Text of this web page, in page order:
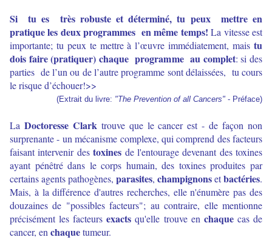
Si tu es très robuste et déterminé, tu peux mettre en
pratique les deux programmes en même temps! La vitesse est
importante; tu peux te mettre à l’œuvre immédiatement, mais tu
dois faire (pratiquer) chaque programme au complet: si des
parties de l’un ou de l’autre programme sont délaissées, tu cours
le risque d’échouer!>>
(Extrait du livre: "The Prevention of all Cancers" - Préface)
La Doctoresse Clark trouve que le cancer est - de façon non
surprenante - un mécanisme complexe, qui comprend des facteurs
faisant intervenir destoxines de l'entourage devenant des toxines
ayant pénêtré dans le corps humain, des toxines produites par
certains agents pathogènes, parasites, champignonsetbactéries.
Mais, à la différence d'autres recherches, elle n'énumère pas des
douzaines de "possibles facteurs"; au contraire, elle mentionne
précisément les facteursexacts qu'elle trouve en chaquecas de
cancer, en chaquetumeur.